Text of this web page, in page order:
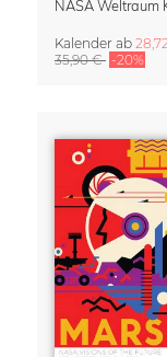
Kalender ab
35,90 € -20%